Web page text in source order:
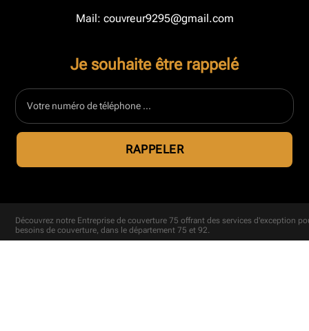
Mail: couvreur9295@gmail.com
Je souhaite être rappelé
Découvrez notre Entreprise de couverture 75 offrant des services d'exception
besoins de couverture, dans le département 75 et 92.